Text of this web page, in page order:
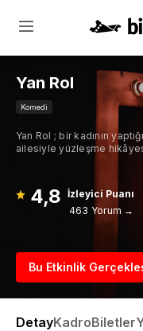
Yan Rol
Komedi
Yan Rol ; bir kadının
ailesiyle yüzleşme
4,8 İzleyici Puanı
463 Yorum →
Bu Etkinlik
DetayKadroBiletler